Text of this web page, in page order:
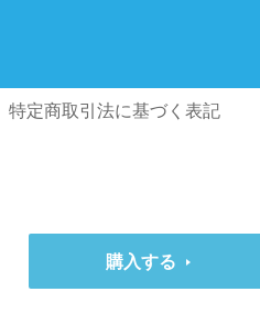
特定商取引法に基づく表記
購入する